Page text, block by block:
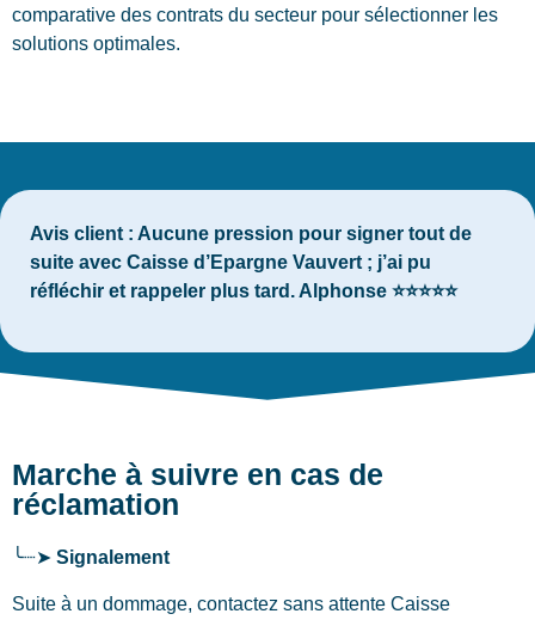
comparative des contrats du secteur pour sélectionner les
solutions optimales.
Avis client : Aucune pression pour signer tout de
suite avec Caisse d’Epargne Vauvert ; j’ai pu
réfléchir et rappeler plus tard. Alphonse ⭐⭐⭐⭐⭐
Marche à suivre en cas de
réclamation
╰┈➤ Signalement
Suite à un dommage, contactez sans attente Caisse